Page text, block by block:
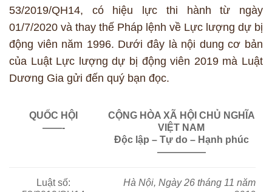
53/2019/QH14, có hiệu lực thi hành từ ngày
01/7/2020 và thay thế Pháp lệnh về Lực lượng dự bị
động viên năm 1996. Dưới đây là nội dung cơ bản
của Luật Lực lượng dự bị động viên 2019 mà Luật
Dương Gia gửi đến quý bạn đọc.
QUỐC HỘI
——-
CỘNG HÒA XÃ HỘI CHỦ NGHĨA
VIỆT NAM
Độc lập – Tự do – Hạnh phúc
—————
Luật số:
Hà Nội, Ngày 26 tháng 11 năm